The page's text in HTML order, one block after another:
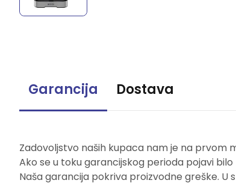
Garancija Dostava
Zadovoljstvo naših kupaca nam je na prvom
Ako se u toku garancijskog perioda pojavi
Naša garancija pokriva proizvodne greške. U